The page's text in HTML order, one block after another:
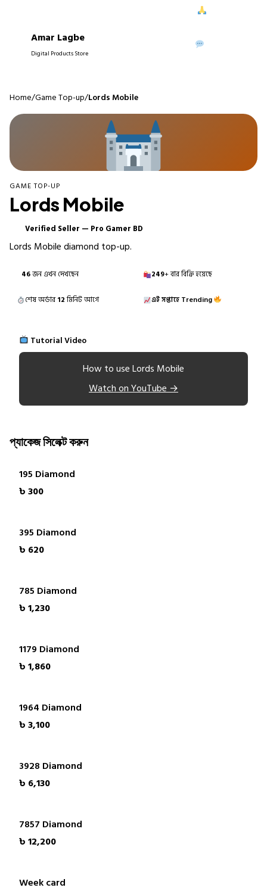
আপনাদের
Amar Lagbe
Digital Products Store
Home/Game Top-up/Lords Mobile
GAME TOP-UP
Lords Mobile
Verified Seller — Pro Gamer BD
Lords Mobile diamond top-up.
46জন এখন দেখছেন 249+ বার বিক্রি হয়েছে
শেষ অর্ডার12মিনিট আগে এই সপ্তাহে Trending
Tutorial Video
How to use Lords Mobile
Watch on YouTube →
প্যাকেজ সিলেক্ট করুন
195 Diamond
৳ 300
395 Diamond
৳ 620
785 Diamond
৳ 1,230
1179 Diamond
৳ 1,860
1964 Diamond
৳ 3,100
3928 Diamond
৳ 6,130
7857 Diamond
৳ 12,200
Week card